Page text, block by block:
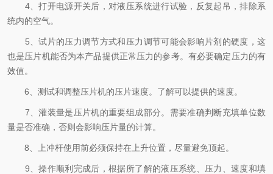
4、打开电源开关后，对液压系统进行试验，反复起吊，排除系
统内的空气。
5、试片的压力调节方式和压力调节可能会影响片剂的硬度，这
也是压片机能否为本产品提供正常压力的参考。有必要确定压力的有
效值。
6、测试和调整压片机的压片速度。了解可以提供的速度。
7、灌装量是压片机的重要组成部分。需要准确判断充填单位数
量是否准确，否则会影响压片量的计算。
8、上冲杆使用前必须保持在上升位置，尽量避免顶起。
9、操作顺利完成后，根据所了解的液压系统、压力、速度和填